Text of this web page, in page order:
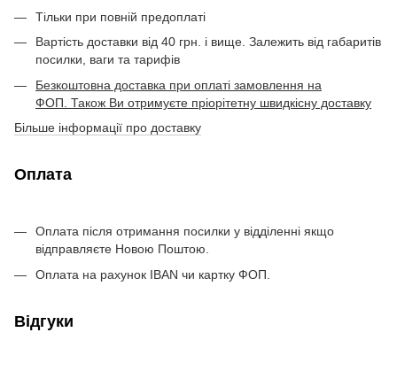
Тільки при повній предоплаті
Вартість доставки від 40 грн. і вище. Залежить від габаритів
посилки, ваги та тарифів
Безкоштовна доставка при оплаті замовлення на
ФОП. Також Ви отримуєте пріорітетну швидкісну доставку
Більше інформації про доставку
Оплата
Оплата після отримання посилки у відділенні якщо
відправляєте Новою Поштою.
Оплата на рахунок IBAN чи картку ФОП.
Відгуки